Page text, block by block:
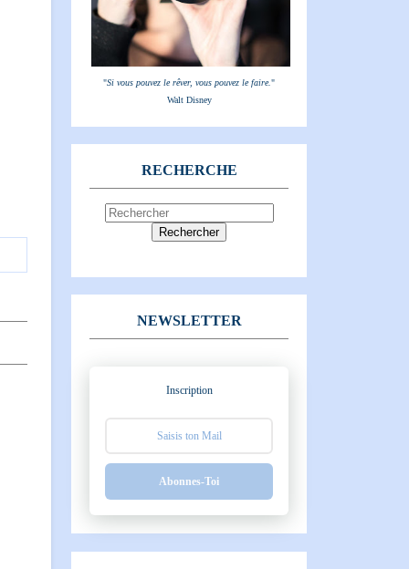
"Si vous pouvez le rêver, vous pouvez le faire."
Walt Disney
RECHERCHE
NEWSLETTER
Inscription
Abonnes-Toi